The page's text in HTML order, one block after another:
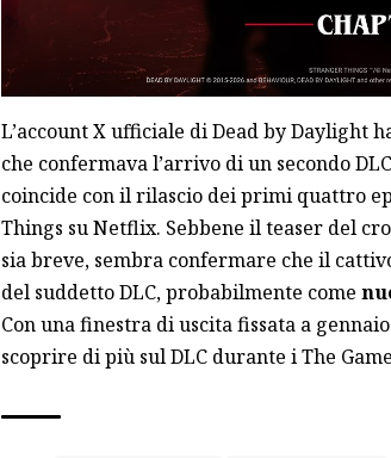
L’account X ufficiale di Dead by Daylight
che confermava l’arrivo di un secondo
coincide con il rilascio deiprimi quattro
Things su Netflix. Sebbene il teaser del
sia breve, sembra confermare che il
del suddetto DLC, probabilmente come
Con una finestra di uscita fissata a
scoprire di più sul DLC durante i The